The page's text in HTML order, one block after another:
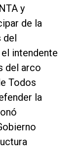
y
de la
del
intendente
del arco
Todos
la